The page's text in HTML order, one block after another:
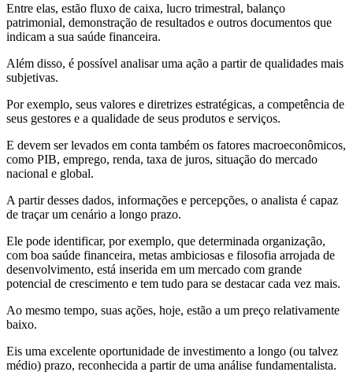
Entre elas, estão fluxo de caixa, lucro trimestral, balanço
patrimonial, demonstração de resultados e outros documentos que
indicam a sua saúde financeira.
Além disso, é possível analisar uma ação a partir de qualidades mais
subjetivas.
Por exemplo, seus valores e diretrizes estratégicas, a competência de
seus gestores e a qualidade de seus produtos e serviços.
E devem ser levados em conta também os fatores macroeconômicos,
como PIB, emprego, renda, taxa de juros, situação do mercado
nacional e global.
A partir desses dados, informações e percepções, o analista é capaz
de traçar um cenário a longo prazo.
Ele pode identificar, por exemplo, que determinada organização,
com boa saúde financeira, metas ambiciosas e filosofia arrojada de
desenvolvimento, está inserida em um mercado com grande
potencial de crescimento e tem tudo para se destacar cada vez mais.
Ao mesmo tempo, suas ações, hoje, estão a um preço relativamente
baixo.
Eis uma excelente oportunidade de investimento a longo (ou talvez
médio) prazo, reconhecida a partir de uma análise fundamentalista.